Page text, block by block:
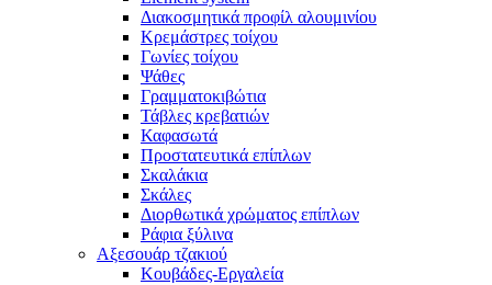
Διακοσμητικά προφίλ αλουμινίου
Κρεμάστρες τοίχου
Γωνίες τοίχου
Ψάθες
Γραμματοκιβώτια
Τάβλες κρεβατιών
Καφασωτά
Προστατευτικά επίπλων
Σκαλάκια
Σκάλες
Διορθωτικά χρώματος επίπλων
Ράφια ξύλινα
Αξεσουάρ τζακιού
Κουβάδες-Εργαλεία